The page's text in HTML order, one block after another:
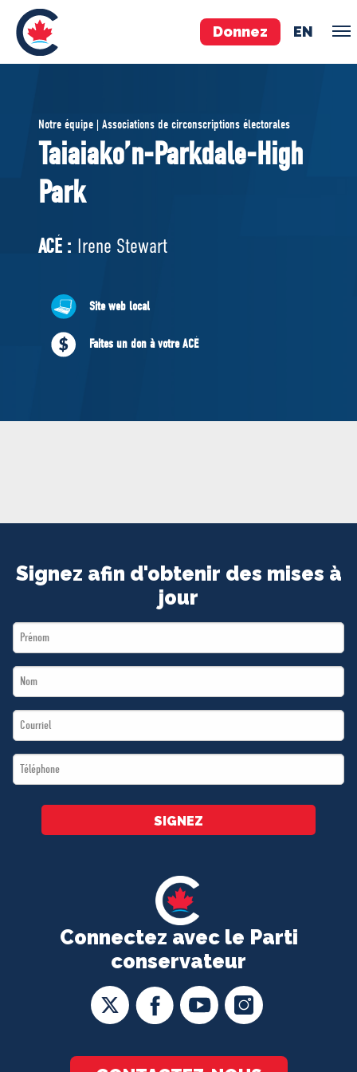
Donnez EN
ÉQUIPE
Pierre Poilievre
Vos députés conservateurs
Cabinet fantôme
ACÉ
À PROPOS
Documents constitutifs
ADHÉREZ
Notre équipe | Associations de circonscriptions électorales
Taiaiako’n-Parkdale-High
Park
ACÉ : Irene Stewart
Site web local
Faites un don à votre ACÉ
Connectez avec le Parti
conservateur
Signez afin d'obtenir des mises à
jour
First
Name
Last
Name
Email
*
Téléphone
*
SIGNEZ